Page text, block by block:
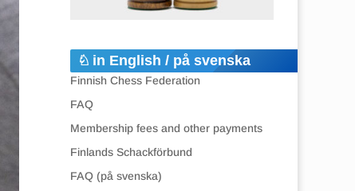
in English / på svenska
Finnish Chess Federation
FAQ
Membership fees and other payments
Finlands Schackförbund
FAQ (på svenska)